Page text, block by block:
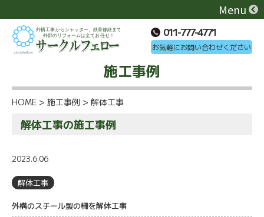
Menu
011-777-4771
お気軽にお問い合わせください
施工事例
HOME > 施工事例 > 解体工事
解体工事の施工事例
2023.6.06
解体工事
外構のスチール製の柵を解体工事